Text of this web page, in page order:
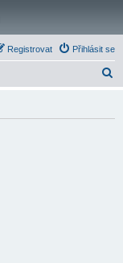
Přihlásit se
Registrovat